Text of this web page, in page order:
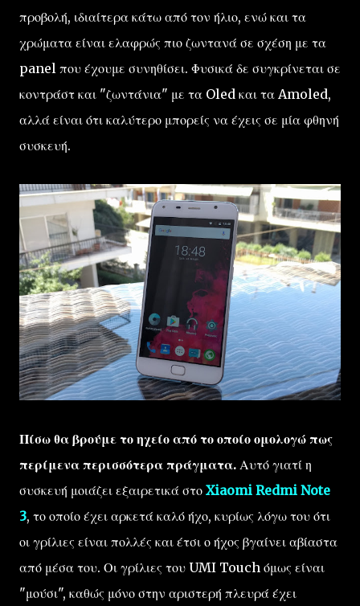
προβολή, ιδιαίτερα κάτω από τον ήλιο, ενώ και τα
χρώματα είναι ελαφρώς πιο ζωντανά σε σχέση με τα
panel που έχουμε συνηθίσει. Φυσικά δε συγκρίνεται σε
κοντράστ και "ζωντάνια" με τα Oled και τα Amoled,
αλλά είναι ότι καλύτερο μπορείς να έχεις σε μία φθηνή
συσκευή.
Πίσω θα βρούμε το ηχείο από το οποίο ομολογώ πως
περίμενα περισσότερα πράγματα. Αυτό γιατί η
συσκευή μοιάζει εξαιρετικά στο Xiaomi Redmi Note
3, το οποίο έχει αρκετά καλό ήχο, κυρίως λόγω του ότι
οι γρίλιες είναι πολλές και έτσι ο ήχος βγαίνει αβίαστα
από μέσα του. Οι γρίλιες του UMI Touch όμως είναι
"μούσι", καθώς μόνο στην αριστερή πλευρά έχει